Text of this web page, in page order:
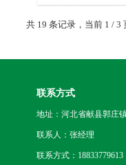
安装、路桩安装、
屋桩基钻孔等，已
应用于各地检测中
机器设备钻地脚螺
梁扶手及交通安全
共 19 条记录，当前 1 /
联系方式
地址：河北省献县郭庄
联系人：张经理
联系方式：18833779613